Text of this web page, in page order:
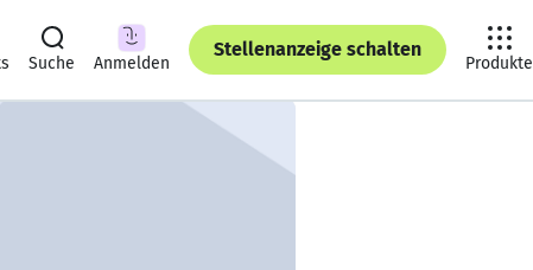
Suche Anmelden
Stellenanzeige schalten
Produkte